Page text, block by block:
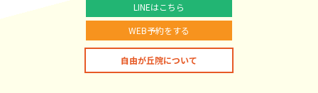
LINEはこちら
WEB予約をする
自由が丘院について